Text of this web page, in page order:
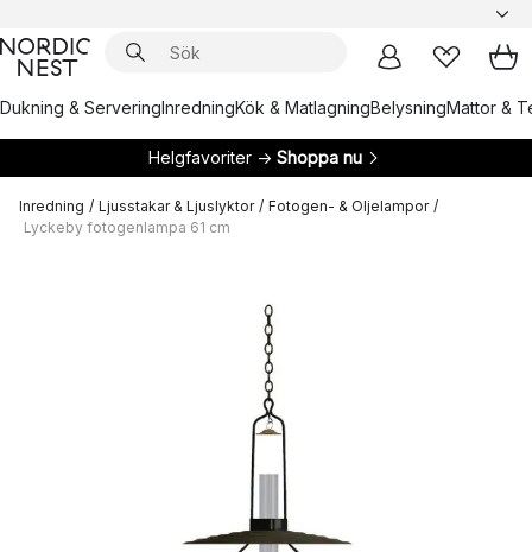
Dukning & ServeringInredningKök & MatlagningBelysningMattor &
Helgfavoriter → Shoppa nu
Inredning / Ljusstakar & Ljuslyktor / Fotogen- & Oljelampor /
Lyckeby fotogenlampa 61 cm